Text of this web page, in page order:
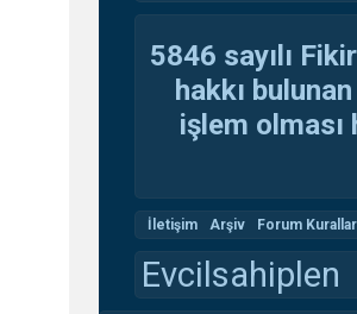
5846 sayılı
hakkı
işlem
İletişim Arşiv Forum
Evcilsahiplen